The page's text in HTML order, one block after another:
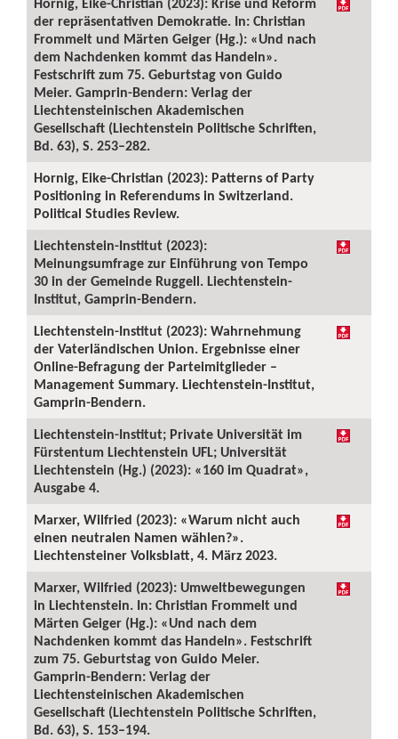
der repräsentativen Demokratie. In: Christian
Frommelt und Märten Geiger (Hg.): «Und nach
dem Nachdenken kommt das Handeln».
Festschrift zum 75. Geburtstag von Guido
Meier. Gamprin-Bendern: Verlag der
Liechtensteinischen Akademischen
Gesellschaft (Liechtenstein Politische Schriften,
Bd. 63), S. 253–282.
Hornig, Eike-Christian (2023): Patterns of Party
Positioning in Referendums in Switzerland.
Political Studies Review.
Liechtenstein-Institut (2023):
Meinungsumfrage zur Einführung von Tempo
30 in der Gemeinde Ruggell. Liechtenstein-
Institut, Gamprin-Bendern.
Liechtenstein-Institut (2023): Wahrnehmung
der Vaterländischen Union. Ergebnisse einer
Online-Befragung der Parteimitglieder –
Management Summary. Liechtenstein-Institut,
Gamprin-Bendern.
Liechtenstein-Institut; Private Universität im
Fürstentum Liechtenstein UFL; Universität
Liechtenstein (Hg.) (2023): «160 im Quadrat»,
Ausgabe 4.
Marxer, Wilfried (2023): «Warum nicht auch
einen neutralen Namen wählen?».
Liechtensteiner Volksblatt, 4. März 2023.
Marxer, Wilfried (2023): Umweltbewegungen
in Liechtenstein. In: Christian Frommelt und
Märten Geiger (Hg.): «Und nach dem
Nachdenken kommt das Handeln». Festschrift
zum 75. Geburtstag von Guido Meier.
Gamprin-Bendern: Verlag der
Liechtensteinischen Akademischen
Gesellschaft (Liechtenstein Politische Schriften,
Bd. 63), S. 153–194.